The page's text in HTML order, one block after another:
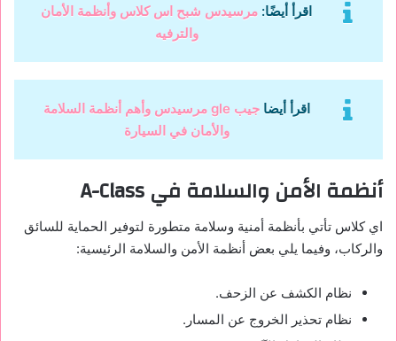
اقرأ أيضًا: مرسيدس شبح اس كلاس وأنظمة الأمان
والترفيه
اقرأ أيضا
جيب gle مرسيدس وأهم أنظمة السلامة
والأمان في السيارة
أنظمة الأمن والسلامة في A-Class
اي كلاس تأتي بأنظمة أمنية وسلامة متطورة لتوفير الحماية للسائق
والركاب، وفيما يلي بعض أنظمة الأمن والسلامة الرئيسية:
نظام الكشف عن الزحف.
نظام تحذير الخروج عن المسار.